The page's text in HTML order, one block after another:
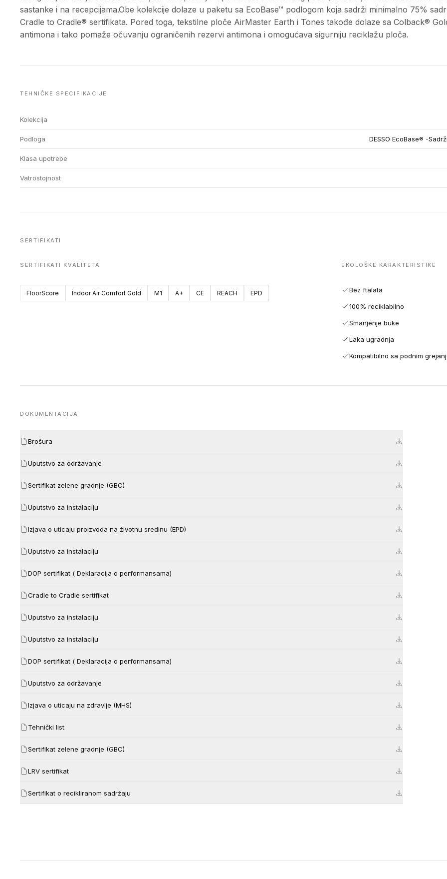
sastanke i na recepcijama.Obe kolekcije dolaze u paketu sa EcoBase™ podlogom koja sadrži minimalno 75%
Cradle to Cradle® sertifikata. Pored toga, tekstilne ploče AirMaster Earth i Tones takođe dolaze sa Colback®
antimona i tako pomaže očuvanju ograničenih rezervi antimona i omogućava sigurniju reciklažu ploča.
TEHNIČKE SPECIFIKACIJE
Kolekcija
Podloga DESSO EcoBase® -
Klasa upotrebe
Vatrostojnost
SERTIFIKATI
SERTIFIKATI KVALITETA
FloorScore Indoor Air Comfort Gold M1 A+ CE REACH EPD
EKOLOŠKE KARAKTERISTIKE
Bez ftalata
100% reciklabilno
Smanjenje buke
Laka ugradnja
Kompatibilno sa podnim
DOKUMENTACIJA
Brošura
Uputstvo za održavanje
Sertifikat zelene gradnje (GBC)
Uputstvo za instalaciju
Izjava o uticaju proizvoda na životnu sredinu (EPD)
Uputstvo za instalaciju
DOP sertifikat ( Deklaracija o performansama)
Cradle to Cradle sertifikat
Uputstvo za instalaciju
Uputstvo za instalaciju
DOP sertifikat ( Deklaracija o performansama)
Uputstvo za održavanje
Izjava o uticaju na zdravlje (MHS)
Tehnički list
Sertifikat zelene gradnje (GBC)
LRV sertifikat
Sertifikat o recikliranom sadržaju